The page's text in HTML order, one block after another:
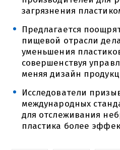
загрязнения
Предлагается
пищевой отрасли
уменьшения
совершенствуя
меняя дизайн
Исследователи
международных
для отслеживания
пластика более